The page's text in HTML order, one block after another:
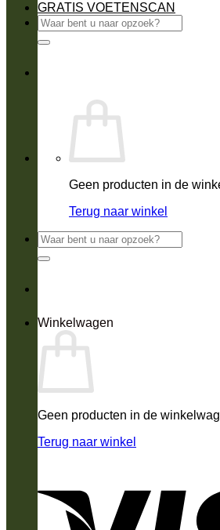
GRATIS VOETENSCAN
Zoeken
naar:
Geen producten in de
Terug naar winkel
Zoeken
naar:
Winkelwagen
Geen producten in de
Terug naar winkel